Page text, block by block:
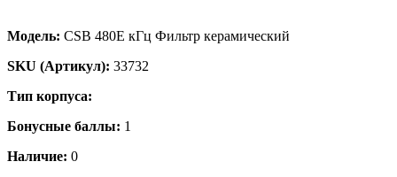
Модель: CSB 480E кГц Фильтр керамический
SKU (Артикул): 33732
Тип корпуса:
Бонусные баллы: 1
Наличие: 0